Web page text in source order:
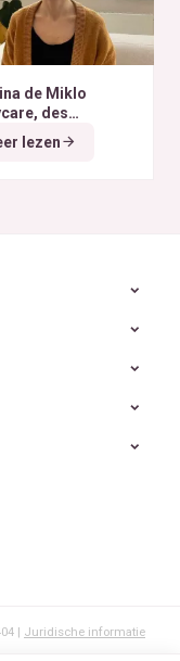
de Miklo
des
naturels et
déchet
A la
lezen
| Juridische informatie